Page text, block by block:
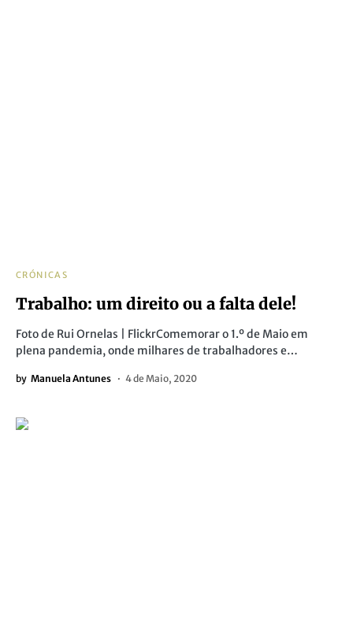
CRÓNICAS
Trabalho: um direito ou a falta dele!
Foto de Rui Ornelas | FlickrComemorar o 1.º de Maio em
plena pandemia, onde milhares de trabalhadores e…
by Manuela Antunes 4 de Maio, 2020